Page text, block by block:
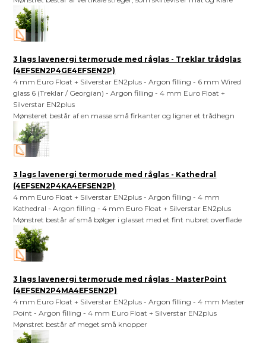
3 lags lavenergi termorude med råglas - Treklar trådglas
(4EFSEN2P4GE4EFSEN2P)
4 mm Euro Float + Silverstar EN2plus - Argon filling - 6 mm Wired
glass 6 (Treklar / Georgian) - Argon filling - 4 mm Euro Float +
Silverstar EN2plus
Mønsteret består af en masse små firkanter og ligner et trådhegn
3 lags lavenergi termorude med råglas - Kathedral
(4EFSEN2P4KA4EFSEN2P)
4 mm Euro Float + Silverstar EN2plus - Argon filling - 4 mm
Kathedral - Argon filling - 4 mm Euro Float + Silverstar EN2plus
Mønstret består af små bølger i glasset med et fint nubret overflade
3 lags lavenergi termorude med råglas - MasterPoint
(4EFSEN2P4MA4EFSEN2P)
4 mm Euro Float + Silverstar EN2plus - Argon filling - 4 mm Master
Point - Argon filling - 4 mm Euro Float + Silverstar EN2plus
Mønstret består af meget små knopper